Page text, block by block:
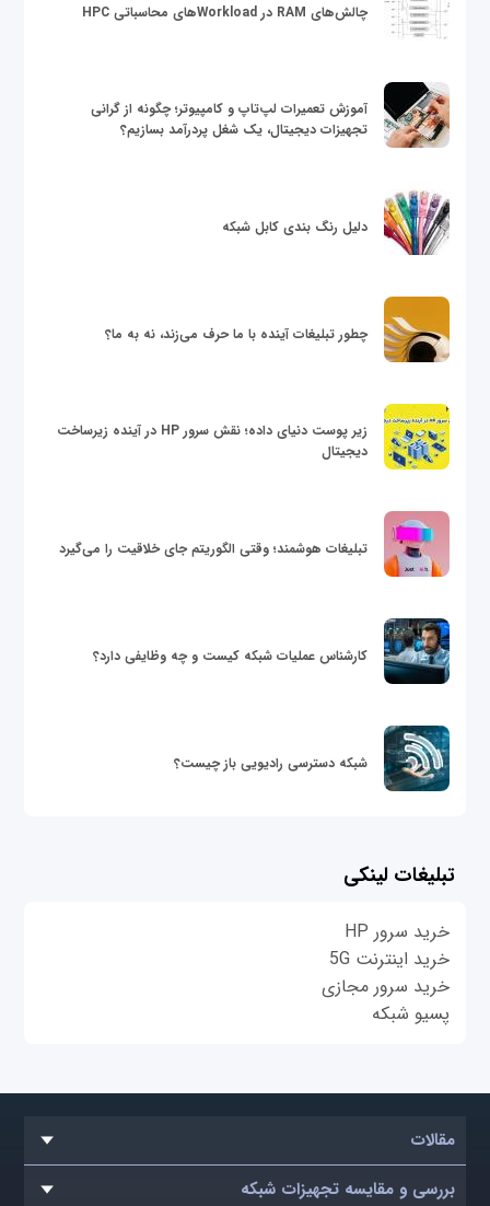
چالش‌های RAM در Workloadهای محاسباتی HPC
آموزش تعمیرات لپ‌تاپ و کامپیوتر؛ چگونه از گرانی
تجهیزات دیجیتال، یک شغل پردرآمد بسازیم؟
دلیل رنگ بندی کابل شبکه
چطور تبلیغات آینده با ما حرف می‌زند، نه به ما؟
زیر پوست دنیای داده؛ نقش سرور HP در آینده زیرساخت
دیجیتال
تبلیغات هوشمند؛ وقتی الگوریتم جای خلاقیت را می‌گیرد
کارشناس عملیات شبکه کیست و چه وظایفی دارد؟
شبکه دسترسی رادیویی باز چیست؟
تبلیغات لینکی
خرید سرور HP
خرید اینترنت 5G
خرید سرور مجازی
پسیو شبکه
مقالات
بررسی و مقایسه تجهیزات شبکه